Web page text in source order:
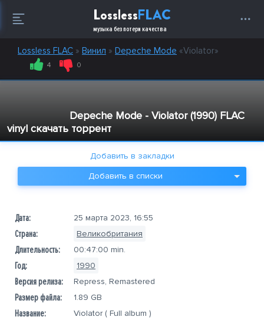
Lossless FLAC » Винил » Depeche Mode «Violator»
4 0
Depeche Mode - Violator (1990) FLAC
vinyl скачать торрент
Добавить в списки
Дата: 25 марта 2023, 16:55
Страна: Великобритания
Длительность: 00:47:00 min.
Год: 1990
Версия релиза: Repress, Remastered
Размер файла: 1.89 GB
Название: Violator( Full album )
LosslessFLAC
музыка без потери качества